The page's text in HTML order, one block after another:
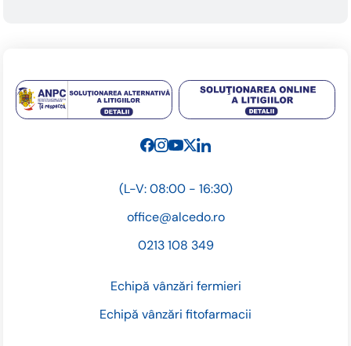
(L-V: 08:00 - 16:30)
office@alcedo.ro
0213 108 349
Echipă vânzări fermieri
Echipă vânzări fitofarmacii